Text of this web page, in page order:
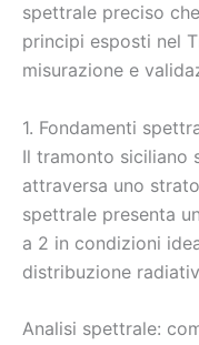
spettrale preciso
principi esposti nel
misurazione e
1. Fondamenti
Il tramonto siciliano
attraversa uno
spettrale presenta
a 2 in condizioni
distribuzione
Analisi spettrale: